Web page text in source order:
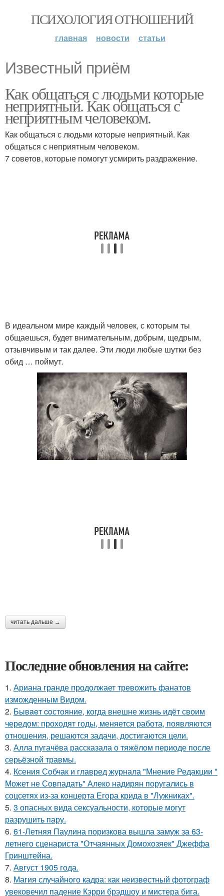
ПСИХОЛОГИЯ ОТНОШЕНИЙ
главная новости статьи
Известный приём
Как общаться с людьми которые
неприятный. Как общаться с
неприятным человеком.
Как общаться с людьми которые неприятный. Как
общаться с неприятным человеком.
7 советов, которые помогут усмирить раздражение.
В идеальном мире каждый человек, с которым ты
общаешься, будет внимательным, добрым, щедрым,
отзывчивым и так далее. Эти люди любые шутки без
обид … поймут.
читать дальше →
Последние обновления на сайте:
1. Ариана гранде продолжает тревожить фанатов
изможденным Видом.
2. Бывaeт coстояние, когда внешне жизнь идёт своим
чередом: проходят годы, меняется работа, появляются
отношения, решаются задачи, достигаются цели.
3. Алла пугачёва рассказала о тяжёлом периоде после
серьёзной травмы.
4. Ксения Собчак и главред журнала "Мнение Редакции *
Может не Совпадать" Алеко надирян поругались в
соцсетях из-за концерта Егора крида в "Лужниках".
5. 3 опасных вида сексуальности, которые могут
разрушить пару.
6. 61-Летняя Паулина поризкова вышла замуж за 63-
летнего сценариста "Отчаянных Домохозяек" Джеффа
Гринштейна.
7. Август 1905 года.
8. Магия случайного кадра: как неизвестный фотограф
увековечил падение Кэрри брэдшоу и мистера бига.